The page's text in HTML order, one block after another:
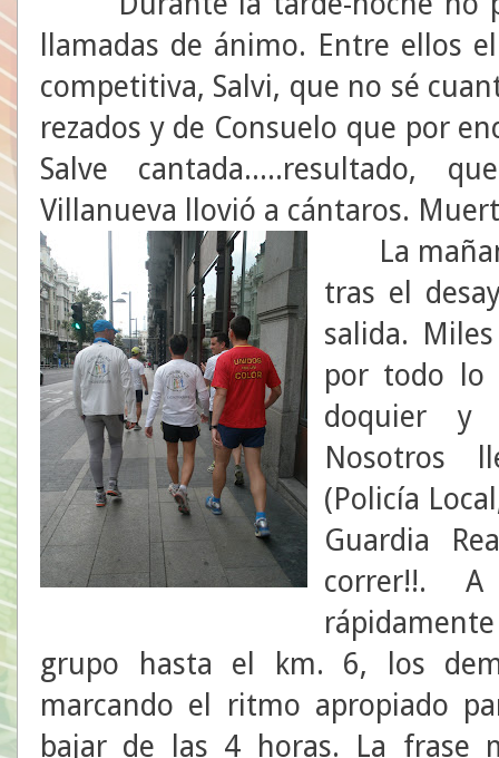
llamadas de ánimo. Entre ellos
competitiva, Salvi, que no sé
rezados y de Consuelo que por
Salve cantada.....resultado,
Villanueva llovió a cántaros.
La
tras el
salida.
por todo lo
doquier y
Nosotros
(Policía
Guardia
correr!!.
grupo hasta el km. 6, los
marcando el ritmo apropiado
bajar de las 4 horas. La frase